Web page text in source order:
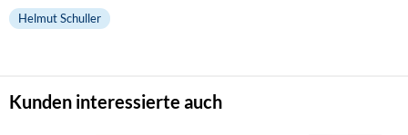
Helmut Schuller
Kunden interessierte auch